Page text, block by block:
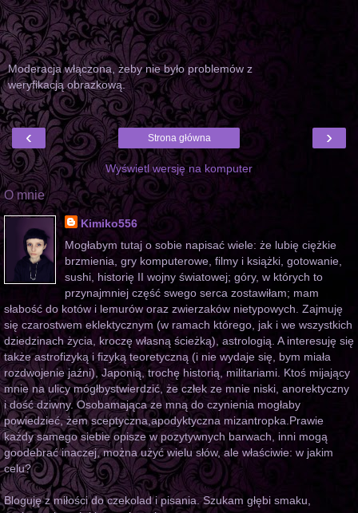
Moderacja włączona, żeby nie było problemów z
weryfikacją obrazkową.
‹ ›
Strona główna
Wyświetl wersję na komputer
O mnie
Kimiko556
Mogłabym tutaj o sobie napisać wiele: że lubię ciężkie
brzmienia, gry komputerowe, filmy i książki, gotowanie,
sushi, historię II wojny światowej; góry, w których to
przynajmniej część swego serca zostawiłam; mam
słabość do kotów i lemurów oraz zwierzaków nietypowych. Zajmuję
się czarostwem eklektycznym (w ramach którego, jak i we wszystkich
dziedzinach życia, kroczę własną ścieżką), astrologią. A interesuję się
także astrofizyką i fizyką teoretyczną (i nie wydaje się, bym miała
rozdwojenie jaźni), Japonią, trochę historią, militariami. Ktoś mijający
mnie na ulicy mógłbystwierdzić, że człek ze mnie niski, anorektyczny
i dość dziwny. Osobamająca ze mną do czynienia mogłaby
powiedzieć, żem sceptyczna,apodyktyczna mizantropka.Prawie
każdy samego siebie opisze w pozytywnych barwach, inni mogą
goodebrać inaczej, można użyć wielu słów, ale właściwie: w jakim
celu?
Bloguję z miłości do czekolad i pisania. Szukam głębi smaku,